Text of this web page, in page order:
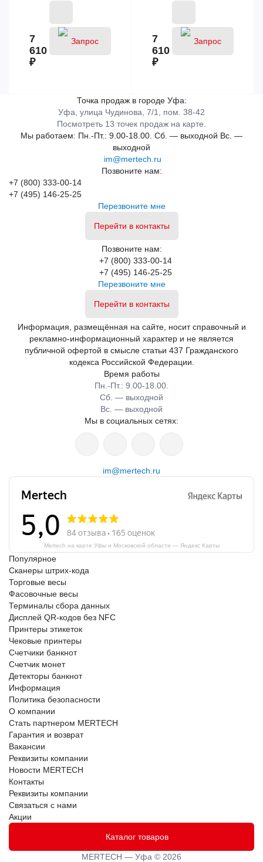
7
610
₽
7
610
₽
Точка продаж в городе Уфа:
Уфа, улица Чудинова, 7/1, пом. 38-42
Посмотреть 13 точек продаж на карте.
Мы работаем: Пн.-Пт.: 9.00-18.00. Сб. — выходной Вс. —
выходной
im@mertech.ru
Позвоните нам:
+7 (800) 333-00-14
+7 (495) 146-25-25
Перезвоните мне
Перейти в контакты
Позвоните нам:
+7 (800) 333-00-14
+7 (495) 146-25-25
Перезвоните мне
Перейти в контакты
Информация, размещённая на сайте, носит справочный и
рекламно-информационный характер и не является
публичной офертой в смысле статьи 437 Гражданского
кодекса Российской Федерации.
Время работы
Пн.-Пт.: 9.00-18.00.
Сб. — выходной
Вс. — выходной
Мы в социальных сетях:
im@mertech.ru
Mertech на карте Уфы и Московской области — Яндекс Карты
Популярное
Сканеры штрих-кода
Торговые весы
Фасовочные весы
Терминалы сбора данных
Дисплей QR-кодов без NFC
Принтеры этикеток
Чековые принтеры
Счетчики банкнот
Счетчик монет
Детекторы банкнот
Информация
Политика безопасности
О компании
Стать партнером MERTECH
Гарантия и возврат
Вакансии
Реквизиты компании
Новости MERTECH
Контакты
Реквизиты компании
Связаться с нами
Акции
Каталог товаров
MERTECH — Уфа © 2026